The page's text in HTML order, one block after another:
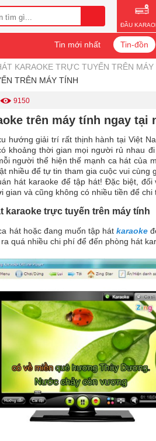
ĐẦU
Tin mới nhất Tin-đồn
KARAOKE TRỰC TUYẾN TRÊN MÁY
TRÊN MÁY TÍNH
9150
trên máy tính ngay tại
hướng giải trí rất thịnh hành tại Việt
khoảng thời gian mọi người rủ nhau
người thể hiện thế mạnh ca hát của
nhiều để tự tin tham gia cuộc vui
hát karaoke để tập hát! Đặc biệt,
gian và cũng không có nhiều tiền để
karaoke trực tuyến trên máy tính
hát hoặc đang muốn tập hát karaoke
quá nhiều chi phí để đến phòng hát